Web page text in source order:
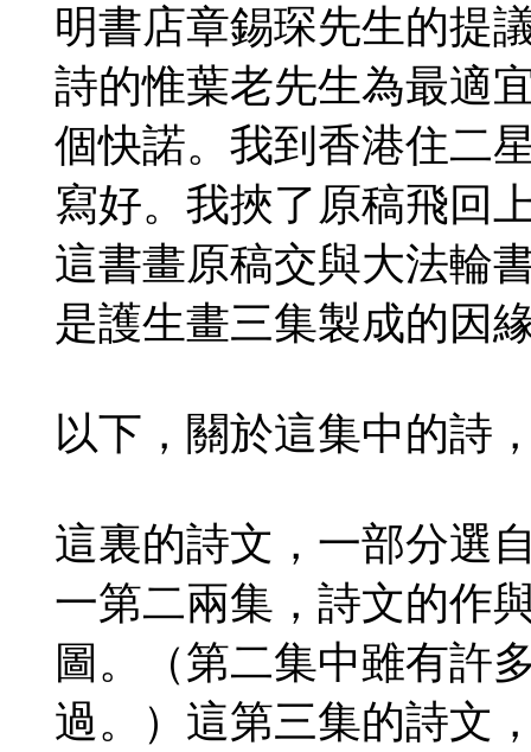
明書店章錫琛先生的提
詩的惟葉老先生為最適
個快諾。我到香港住二
寫好。我挾了原稿飛回
這書畫原稿交與大法輪
是護生畫三集製成的因
以下，關於這集中的詩
這裏的詩文，一部分選
一第二兩集，詩文的作
圖。（第二集中雖有許
過。）這第三集的詩文